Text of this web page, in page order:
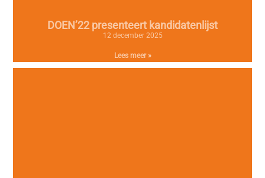
DOEN’22 presenteert kandidatenlijst
12 december 2025
Lees meer »